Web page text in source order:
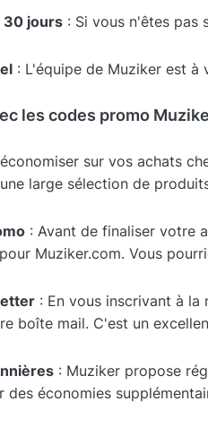
30 jours : Si vous n'êtes pas
: L'équipe de Muziker est
les codes promo
sur vos achats
large sélection de
: Avant de finaliser votre
Muziker.com. Vous
: En vous inscrivant à
boîte mail. C'est un
: Muziker propose
des économies